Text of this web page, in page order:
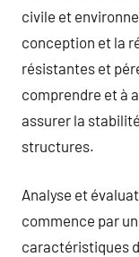
civile et
conception et la
résistantes et
comprendre et à
assurer la
structures.
Analyse et
commence par
caractéristiques